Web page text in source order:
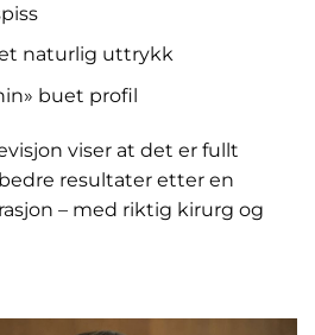
naturlig uttrykk
buet profil
viser at det er fullt
resultater etter en
– med riktig kirurg og